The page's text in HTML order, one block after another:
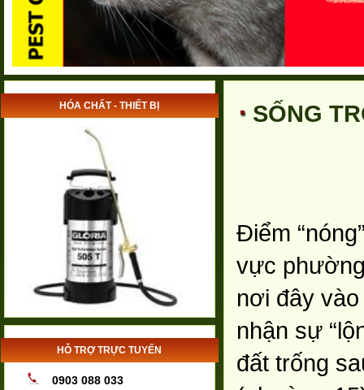
HÓA CHẤT - THIẾT BỊ
HỖ TRỢ TRỰC TUYẾN
0903 088 033
SỐNG
Điểm
vực
nơi đây
nhận sự
đất trống